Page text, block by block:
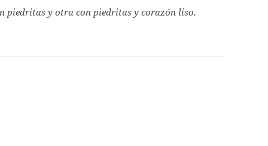
piedritas y otra con piedritas y corazón liso.